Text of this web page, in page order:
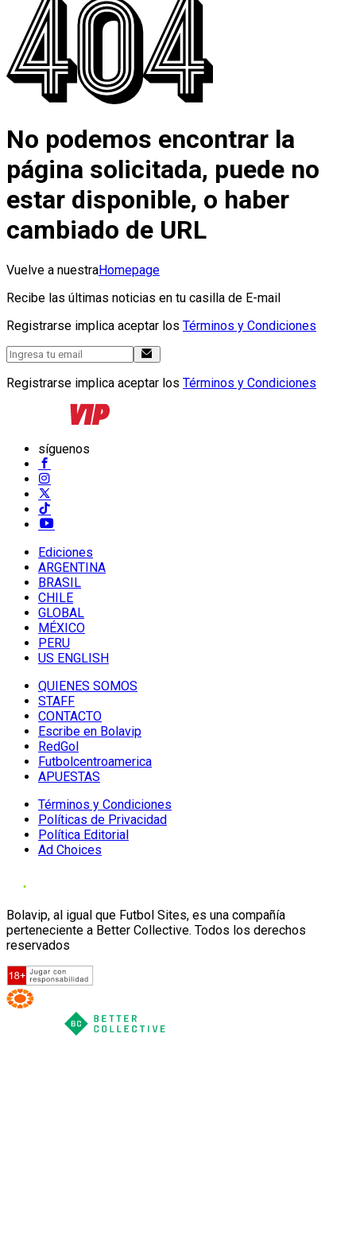
No podemos encontrar la
página solicitada, puede no
estar disponible, o haber
cambiado de URL
Vuelve a nuestraHomepage
Recibe las últimas noticias en tu casilla de E-mail
Registrarse implica aceptar los Términos y Condiciones
Registrarse implica aceptar los Términos y Condiciones
síguenos
Ediciones
ARGENTINA
BRASIL
CHILE
GLOBAL
MÉXICO
PERU
US ENGLISH
QUIENES SOMOS
STAFF
CONTACTO
Escribe en Bolavip
RedGol
Futbolcentroamerica
APUESTAS
Términos y Condiciones
Políticas de Privacidad
Política Editorial
Ad Choices
Bolavip, al igual que Futbol Sites, es una compañía
perteneciente a Better Collective. Todos los derechos
reservados